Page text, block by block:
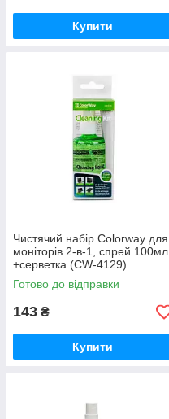
Купити
Чистячий набір Colorway для
моніторів 2-в-1, спрей 100мл
+серветка (CW-4129)
Готово до відправки
143 ₴
Купити